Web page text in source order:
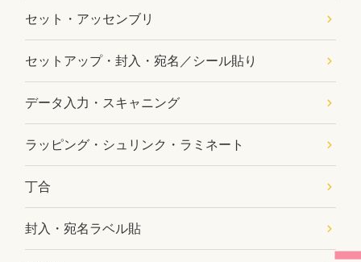
セット・アッセンブリ
セットアップ・封入・宛名／シール貼り
データ入力・スキャニング
ラッピング・シュリンク・ラミネート
丁合
封入・宛名ラベル貼